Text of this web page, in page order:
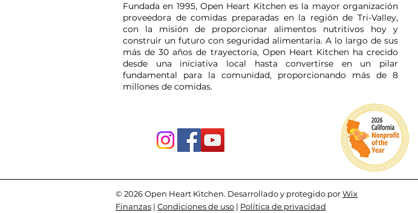
Fundada en 1995, Open Heart Kitchen es la mayor organización
proveedora de comidas preparadas en la región de Tri-Valley,
con la misión de proporcionar alimentos nutritivos hoy y
construir un futuro con seguridad alimentaria. A lo largo de sus
más de 30 años de trayectoria, Open Heart Kitchen ha crecido
desde una iniciativa local hasta convertirse en un pilar
fundamental para la comunidad, proporcionando más de 8
millones de comidas.
© 2026 Open Heart Kitchen. Desarrollado y protegido porWix
Finanzas | Condiciones de uso | Política de privacidad